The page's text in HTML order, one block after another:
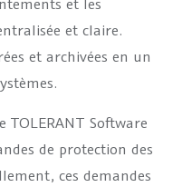
et claire.
et archivées en un
TOLERANT Software
de protection des
ces demandes